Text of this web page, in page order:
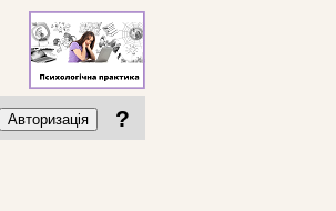
Авторизація ?